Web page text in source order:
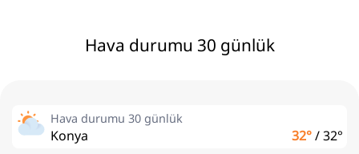
Hava durumu 30 günlük
Hava durumu 30 günlük
Konya 32°/32°